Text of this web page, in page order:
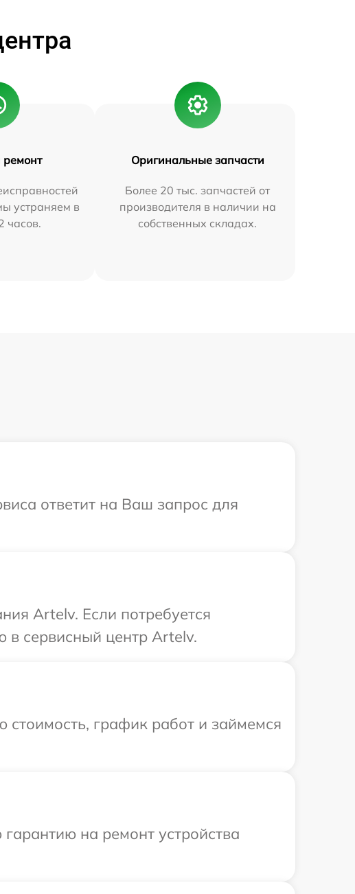
устраняем в
часов.
Оригинальные запчасти
Более 20 тыс. запчастей от
производителя в наличии на
собственных складах.
ответит на Ваш запрос для
Artelv. Если потребуется
в сервисный центр Artelv.
график работ и займемся
на ремонт устройства